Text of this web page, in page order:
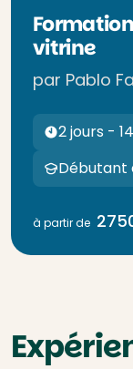
vitrine
par Pablo
2 jours -
Débutant
à partir de